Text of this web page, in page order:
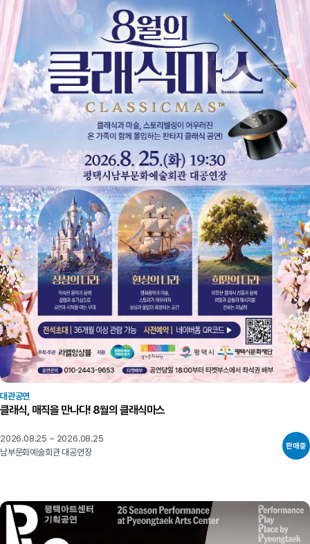
대관공연
클래식, 매직을 만나다! 8월의 클래식마스
2026.08.25 ~ 2026.08.25
남부문화예술회관 대공연장
판매중